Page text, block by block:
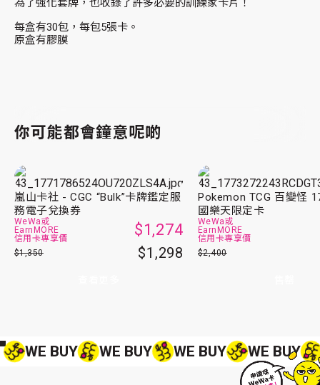
為了強化套牌，也收錄了許多必要的訓練家卡片！
每盒有30包，每包5張卡。
原盒有膠膜
你可能都會鐘意呢啲
嵐山卡社 - CGC “Bulk”卡牌鑑定服
務電子兌換券
WeWa或
EarnMORE
信用卡專享價
$1,274
$1,350 $1,298
Pokemon TCG 百變怪
國樂天限定卡
WeWa或
EarnMORE
信用卡專享價
$2,400
WE BUY WE BUY WE BUY WE BUY